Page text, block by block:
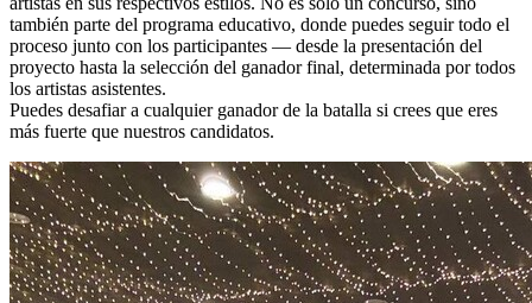
también parte del programa educativo, donde puedes seguir todo el
proceso junto con los participantes — desde la presentación del
proyecto hasta la selección del ganador final, determinada por todos
los artistas asistentes.
Puedes desafiar a cualquier ganador de la batalla si crees que eres
más fuerte que nuestros candidatos.